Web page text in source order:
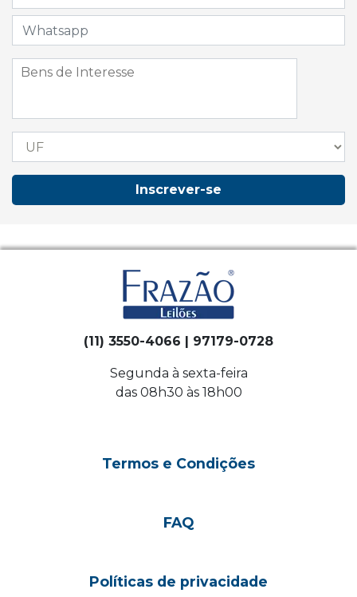
Inscrever-se
(11) 3550-4066 | 97179-0728
Segunda à sexta-feira
das 08h30 às 18h00
Termos e Condições
FAQ
Políticas de privacidade